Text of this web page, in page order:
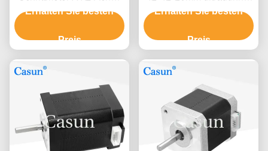
NEMA17 0.52Nm
Erhalten Sie besten
Preis
Körper 1,0A 130mN.m für
Erhalten Sie besten
Preis